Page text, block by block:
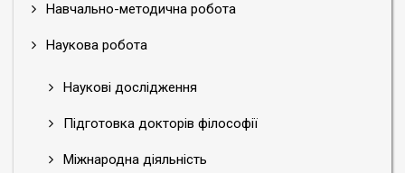
Навчально-методична робота
Наукова робота
Наукові дослідження
Підготовка докторів філософії
Міжнародна діяльність